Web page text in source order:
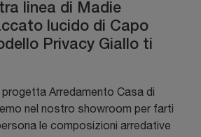
linea di Madie
lucido di Capo
Privacy Giallo ti
Arredamento Casa di
nel nostro showroom per farti
le composizioni arredative